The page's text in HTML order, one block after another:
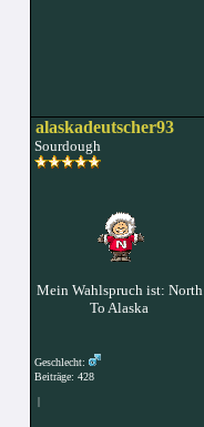
alaskadeutscher93
Sourdough
Mein Wahlspruch ist: North
To Alaska
Geschlecht:
Beiträge: 428
|